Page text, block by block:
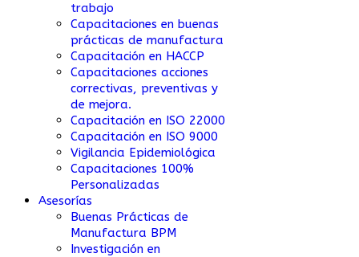
trabajo
Capacitaciones en buenas
prácticas de manufactura
Capacitación en HACCP
Capacitaciones acciones
correctivas, preventivas y
de mejora.
Capacitación en ISO 22000
Capacitación en ISO 9000
Vigilancia Epidemiológica
Capacitaciones 100%
Personalizadas
Asesorías
Buenas Prácticas de
Manufactura BPM
Investigación en